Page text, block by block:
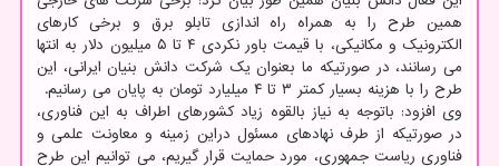
همین طرح را به همراه راه اندازی تابلو برق و برخی کارهای
الکترونیک و مکانیکی، با قیمت باور نکردی ۴ تا ۵ میلیون دلار به انتها
می رسانند، در صورتیکه ما بعنوان یک شرکت دانش بنیان ایرانی، این
طرح را با هزینه بسیار کمتر ۳ تا ۴ میلیارد تومان به پایان می رسانیم.
وی افزود: باتوجه به نیاز بالقوه زیاد کشورهای اطراف به این فناوری،
در صورتیکه از طرف نهادهای مسئول دراین زمینه و معاونت علمی و
فناوری ریاست جمهوری، مورد حمایت قرار گیریم، می توانیم این طرح